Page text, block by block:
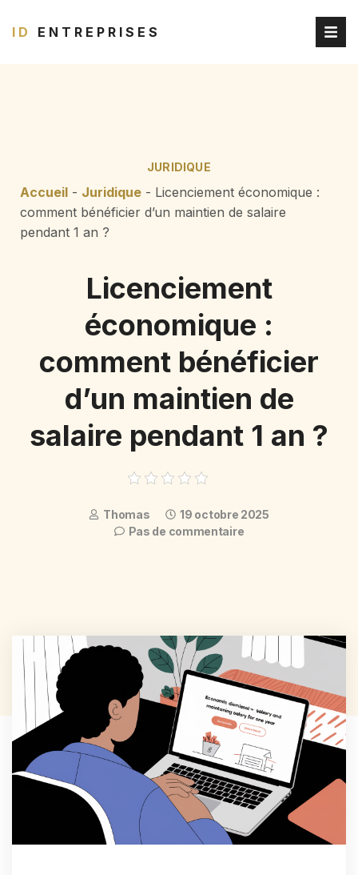
ID ENTREPRISES
JURIDIQUE
Accueil - Juridique - Licenciement économique :
comment bénéficier d’un maintien de salaire
pendant 1 an ?
Licenciement
économique :
comment bénéficier
d’un maintien de
salaire pendant 1 an ?
Thomas
19 octobre 2025
Pas de commentaire